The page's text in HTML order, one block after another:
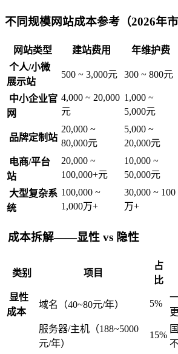
不同规模网站成本参考（2026年市
网站类型 建站费用 年维护费
个人/小微
展示站
500 ~ 3,000元 300 ~ 800元
中小企业官
网
4,000 ~ 20,000
元
1,000 ~
5,000元
品牌定制站
20,000 ~
80,000元
5,000 ~
20,000元
电商/平台
站
20,000 ~
100,000+元
10,000 ~
50,000元
大型复杂系
统
100,000 ~
1,000万+
30,000 ~ 100
万+
成本拆解——显性 vs 隐性
类别 项目
占
比
显性
成本
域名（40~80元/年） 5%
服务器/主机（188~5000
元/年）
15%